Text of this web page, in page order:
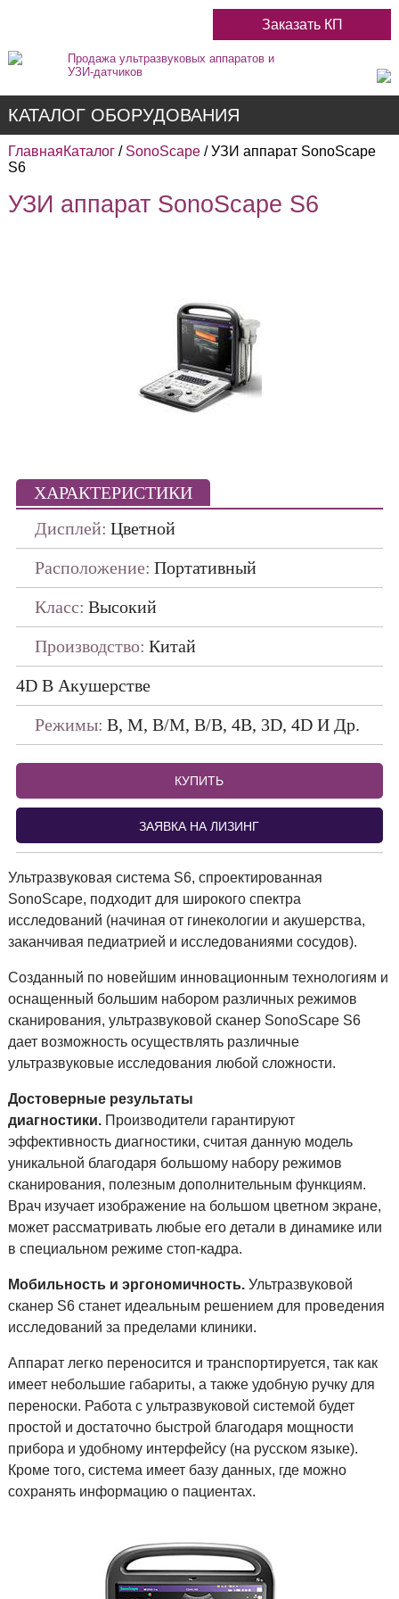
Заказать КП
Продажа ультразвуковых аппаратов и
УЗИ-датчиков
КАТАЛОГ ОБОРУДОВАНИЯ
Недорогие
ДАТЧИКИ
ГлавнаяКаталог/ SonoScape/ УЗИ аппарат SonoScape
S6
УЗИ аппарат SonoScape S6
ХАРАКТЕРИСТИКИ
Дисплей: Цветной
Расположение: Портативный
Класс: Высокий
Производство: Китай
4D В Акушерстве
Режимы: В, М, В/М, В/В, 4В, 3D, 4D И Др.
КУПИТЬ
ЗАЯВКА НА ЛИЗИНГ
Ультразвуковая система S6, спроектированная
SonoScape, подходит для широкого спектра
исследований (начиная от гинекологии и акушерства,
заканчивая педиатрией и исследованиями сосудов).
Созданный по новейшим инновационным технологиям и
оснащенный большим набором различных режимов
сканирования, ультразвуковой сканер SonoScape S6
дает возможность осуществлять различные
ультразвуковые исследования любой сложности.
Достоверные результаты
диагностики.Производители гарантируют
эффективность диагностики, считая данную модель
уникальной благодаря большому набору режимов
сканирования, полезным дополнительным функциям.
Врач изучает изображение на большом цветном экране,
может рассматривать любые его детали в динамике или
в специальном режиме стоп-кадра.
Мобильность и эргономичность.Ультразвуковой
сканер S6 станет идеальным решением для проведения
исследований за пределами клиники.
Аппарат легко переносится и транспортируется, так как
имеет небольшие габариты, а также удобную ручку для
переноски. Работа с ультразвуковой системой будет
простой и достаточно быстрой благодаря мощности
прибора и удобному интерфейсу (на русском языке).
Кроме того, система имеет базу данных, где можно
сохранять информацию о пациентах.